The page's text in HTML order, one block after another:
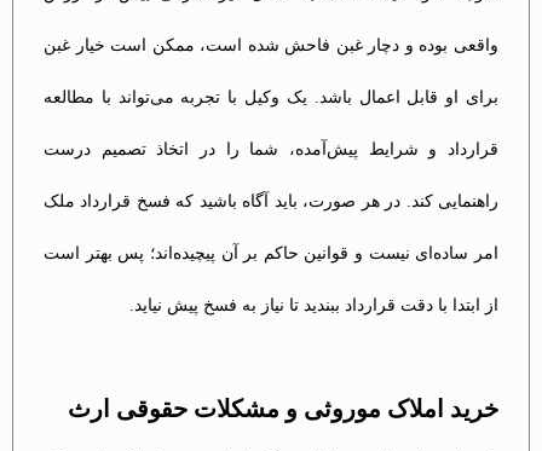
واقعی بوده و دچار غبن فاحش شده است، ممکن است خیار غبن
برای او قابل اعمال باشد. یک وکیل با تجربه می‌تواند با مطالعه
قرارداد و شرایط پیش‌آمده، شما را در اتخاذ تصمیم درست
راهنمایی کند. در هر صورت، باید آگاه باشید که فسخ قرارداد ملک
امر ساده‌ای نیست و قوانین حاکم بر آن پیچیده‌اند؛ پس بهتر است
از ابتدا با دقت قرارداد ببندید تا نیاز به فسخ پیش نیاید.
خرید املاک موروثی و مشکلات حقوقی ارث